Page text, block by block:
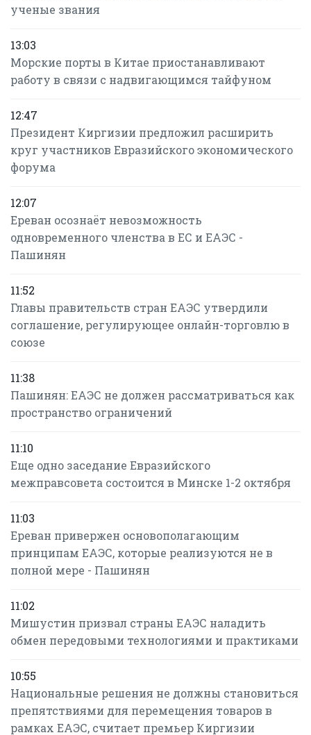
ученые звания
13:03
Морские порты в Китае приостанавливают
работу в связи с надвигающимся тайфуном
12:47
Президент Киргизии предложил расширить
круг участников Евразийского экономического
форума
12:07
Ереван осознаёт невозможность
одновременного членства в ЕС и ЕАЭС -
Пашинян
11:52
Главы правительств стран ЕАЭС утвердили
соглашение, регулирующее онлайн-торговлю в
союзе
11:38
Пашинян: ЕАЭС не должен рассматриваться как
пространство ограничений
11:10
Еще одно заседание Евразийского
межправсовета состоится в Минске 1-2 октября
11:03
Ереван привержен основополагающим
принципам ЕАЭС, которые реализуются не в
полной мере - Пашинян
11:02
Мишустин призвал страны ЕАЭС наладить
обмен передовыми технологиями и практиками
10:55
Национальные решения не должны становиться
препятствиями для перемещения товаров в
рамках ЕАЭС, считает премьер Киргизии